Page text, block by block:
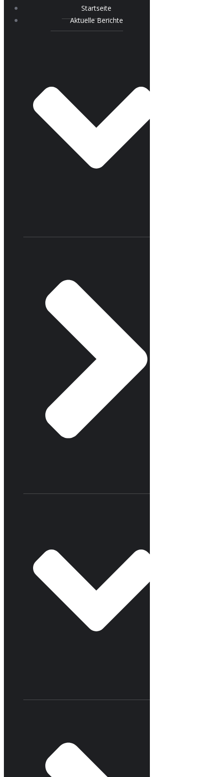
Startseite
Aktuelle Berichte